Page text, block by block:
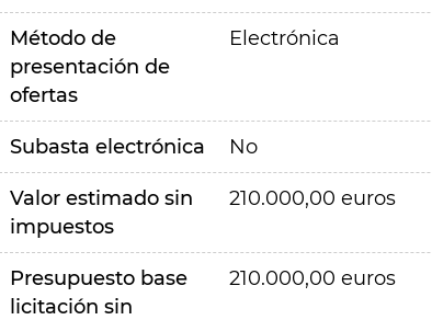
Método de
presentación de
ofertas
Electrónica
Subasta electrónica No
Valor estimado sin
impuestos
210.000,00 euros
Presupuesto base
licitación sin
210.000,00 euros